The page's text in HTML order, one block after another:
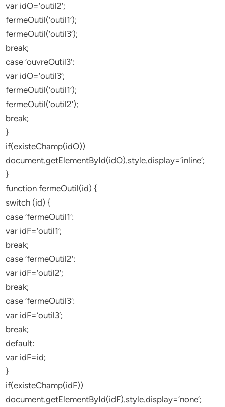
var idO=’outil2’;
fermeOutil(‘outil1’);
fermeOutil(‘outil3’);
break;
case ‘ouvreOutil3′:
var idO=’outil3’;
fermeOutil(‘outil1’);
fermeOutil(‘outil2′);
break;
}
if(existeChamp(idO))
document.getElementById(idO).style.display=’inline’;
}
function fermeOutil(id) {
switch (id) {
case ‘fermeOutil1′:
var idF=’outil1’;
break;
case ‘fermeOutil2′:
var idF=’outil2’;
break;
case ‘fermeOutil3′:
var idF=’outil3′;
break;
default:
var idF=id;
}
if(existeChamp(idF))
document.getElementById(idF).style.display=’none’;